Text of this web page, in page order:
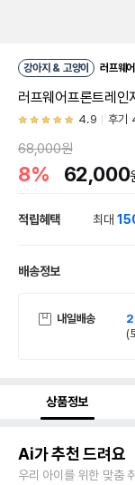
강아지 & 고양이 러프웨어
러프웨어프론트레인
4.9 후기
68,000원
8% 62,000
적립혜택 최대
배송정보
내일배송
(
상품정보
Ai가 추천 드려요
우리 아이를 위한 맞춤